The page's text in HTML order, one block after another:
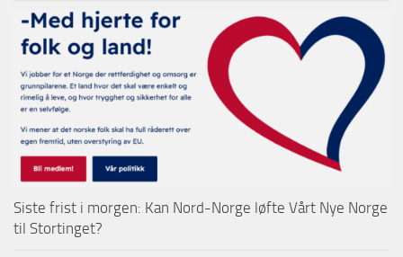
Siste frist i morgen: Kan Nord-Norge løfte Vårt Nye Norge
til Stortinget?